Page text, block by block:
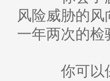
风险威胁的
一年两次的检
你可以保